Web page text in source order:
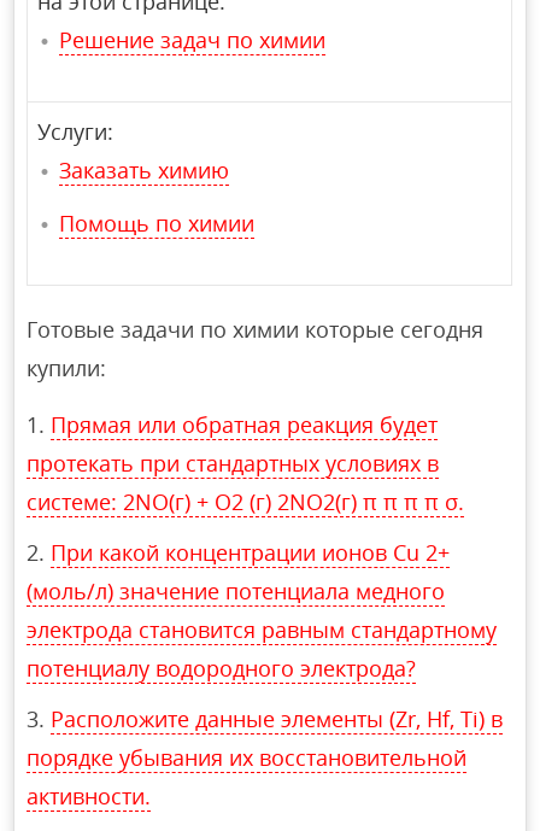
Решение задач по химии
Услуги:
Заказать химию
Помощь по химии
Готовые задачи по химии которые сегодня
купили:
Прямая или обратная реакция будет
протекать при стандартных условиях в
системе: 2NO(г) + O2 (г) 2NO2(г) π π π π σ.
При какой концентрации ионов Сu 2+
(моль/л) значение потенциала медного
электрода становится равным стандартному
потенциалу водородного электрода?
Расположите данные элементы (Zr, Hf, Ti) в
порядке убывания их восстановительной
активности.